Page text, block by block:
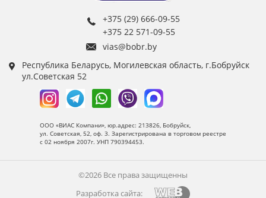
+375 (29) 666-09-55
+375 22 571-09-55
vias@bobr.by
Республика Беларусь, Могилевская область, г.Бобруйск
ул.Советская 52
ООО «ВИАС Компани», юр.адрес: 213826, Бобруйск,
ул. Советская, 52, оф. 3. Зарегистрирована в торговом реестре
с 02 ноября 2007г. УНП 790394453.
©2026 Все права защищенны
Разработка сайта: